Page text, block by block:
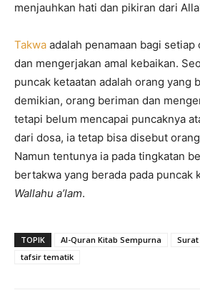
menjauhkan hati dan pikiran dari
Takwa adalah penamaan bagi
dan mengerjakan amal kebaikan.
puncak ketaatan adalah orang yang
demikian, orang beriman dan
tetapi belum mencapai puncaknya
dari dosa, ia tetap bisa disebut
Namun tentunya ia pada tingkatan
bertakwa yang berada pada puncak
Wallahu a’lam.
TOPIK Al-Quran Kitab Sempurna
Surat
tafsir tematik